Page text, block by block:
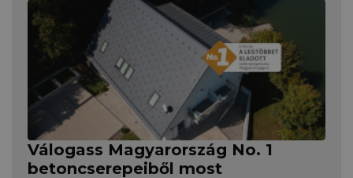
Válogass Magyarország No. 1
betoncserepeiből most